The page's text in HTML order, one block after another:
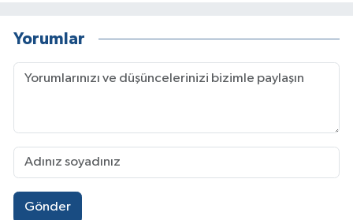
Yorumlar
Gönder